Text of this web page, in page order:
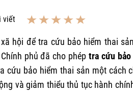
viết
hội để tra cứu bảo hiểm thai
phủ đã cho phép tra cứu
cứu bảo hiểm thai sản một cách
và giảm thiểu thủ tục hành